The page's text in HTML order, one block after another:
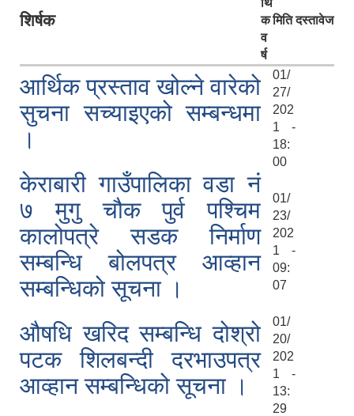
शिर्षक
क
व
र्ष
मिति दस्तावेज
आर्थिक प्रस्ताव खोल्ने वारेको
सुचना सच्याइएको सम्बन्धमा
।
01/
27/
202
1 -
18:
00
केराबारी गाउँपालिका वडा नं
७ मुगु चौक पुर्व पश्चिम
कालोपत्रे सडक निर्माण
सम्बन्धि बोलपत्र आव्हान
सम्बन्धिको सूचना ।
01/
23/
202
1 -
09:
07
औषधि खरिद सम्बन्धि दोश्रो
पटक शिलबन्दी दरभाउपत्र
आव्हान सम्बन्धिको सूचना ।
01/
20/
202
1 -
13:
29